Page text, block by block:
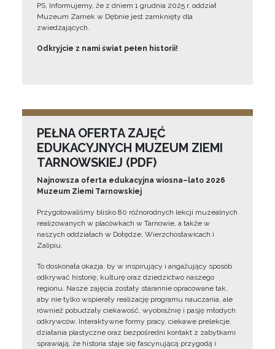
PS. Informujemy, że z dniem 1 grudnia 2025 r. oddział
Muzeum Zamek w Dębnie jest zamknięty dla
zwiedzających.
Odkryjcie z nami świat pełen historii!
PEŁNA OFERTA ZAJĘĆ
EDUKACYJNYCH MUZEUM ZIEMI
TARNOWSKIEJ (PDF)
Najnowsza oferta edukacyjna wiosna–lato 2026
Muzeum Ziemi Tarnowskiej
Przygotowaliśmy blisko 80 różnorodnych lekcji muzealnych
realizowanych w placówkach w Tarnowie, a także w
naszych oddziałach w Dołędze, Wierzchosławicach i
Zalipiu.
To doskonała okazja, by w inspirujący i angażujący sposób
odkrywać historię, kulturę oraz dziedzictwo naszego
regionu. Nasze zajęcia zostały starannie opracowane tak,
aby nie tylko wspierały realizację programu nauczania, ale
również pobudzały ciekawość, wyobraźnię i pasję młodych
odkrywców. Interaktywne formy pracy, ciekawe prelekcje,
działania plastyczne oraz bezpośredni kontakt z zabytkami
sprawiają, że historia staje się fascynującą przygodą i